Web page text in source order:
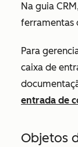
Na guia CRM
ferramentas
Para
caixa de
entrada de
Objetos